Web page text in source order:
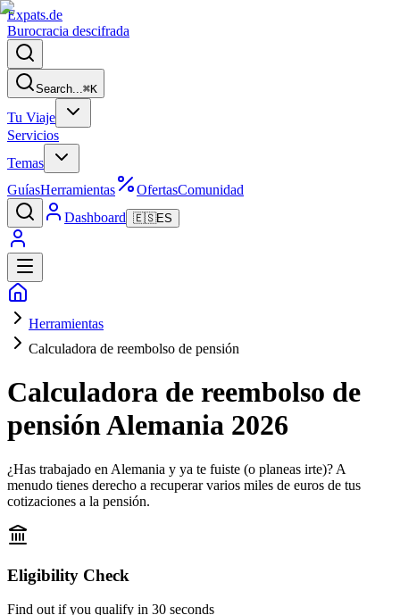
Expats.de
Burocracia descifrada
Search...⌘K
Tu Viaje
Servicios
Temas
GuíasHerramientas OfertasComunidad
Dashboard 🇪🇸ES
Herramientas
Calculadora de reembolso de pensión
Calculadora de reembolso de
pensión Alemania 2026
¿Has trabajado en Alemania y ya te fuiste (o planeas irte)? A
menudo tienes derecho a recuperar varios miles de euros de tus
cotizaciones a la pensión.
Eligibility Check
Find out if you qualify in 30 seconds